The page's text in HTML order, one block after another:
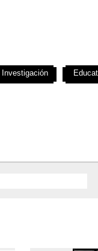
Investigación